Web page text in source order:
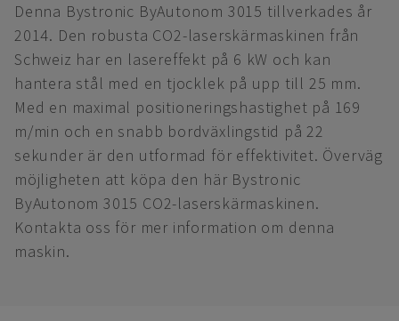
Denna Bystronic ByAutonom 3015 tillverkades år
2014. Den robusta CO2-laserskärmaskinen från
Schweiz har en lasereffekt på 6 kW och kan
hantera stål med en tjocklek på upp till 25 mm.
Med en maximal positioneringshastighet på 169
m/min och en snabb bordväxlingstid på 22
sekunder är den utformad för effektivitet. Överväg
möjligheten att köpa den här Bystronic
ByAutonom 3015 CO2-laserskärmaskinen.
Kontakta oss för mer information om denna
maskin.